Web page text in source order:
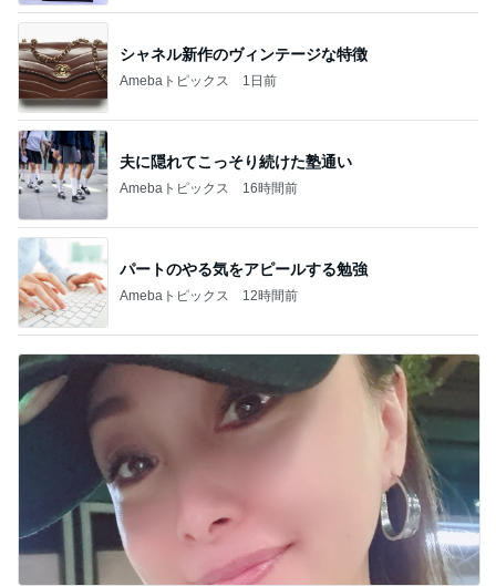
シャネル新作のヴィンテージな特徴
Amebaトピックス 1日前
夫に隠れてこっそり続けた塾通い
Amebaトピックス 16時間前
パートのやる気をアピールする勉強
Amebaトピックス 12時間前